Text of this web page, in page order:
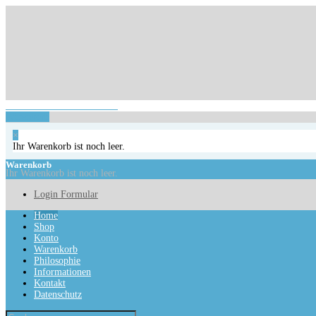
Login Formular
×
Ihr Warenkorb ist noch leer.
Warenkorb
Ihr Warenkorb ist noch leer.
Login Formular
Home
Shop
Konto
Warenkorb
Philosophie
Informationen
Kontakt
Datenschutz